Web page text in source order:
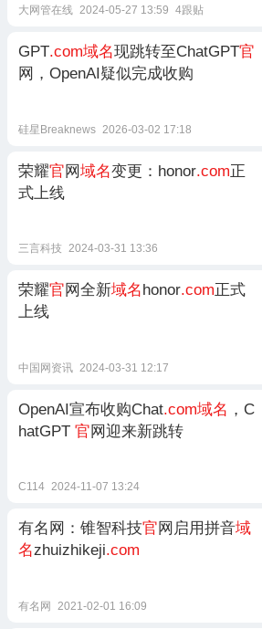
大网管在线 2024-05-27 13:59 4跟贴
GPT.com域名现跳转至ChatGPT官
网，OpenAI疑似完成收购
硅星Breaknews 2026-03-02 17:18
荣耀官网域名变更：honor.com正
式上线
三言科技 2024-03-31 13:36
荣耀官网全新域名 honor.com 正式
上线
中国网资讯 2024-03-31 12:17
OpenAI宣布收购Chat.com域名 ，C
hatGPT 官网迎来新跳转
C114 2024-11-07 13:24
有名网：锥智科技官网启用拼音域
名zhuizhikeji.com
有名网 2021-02-01 16:09